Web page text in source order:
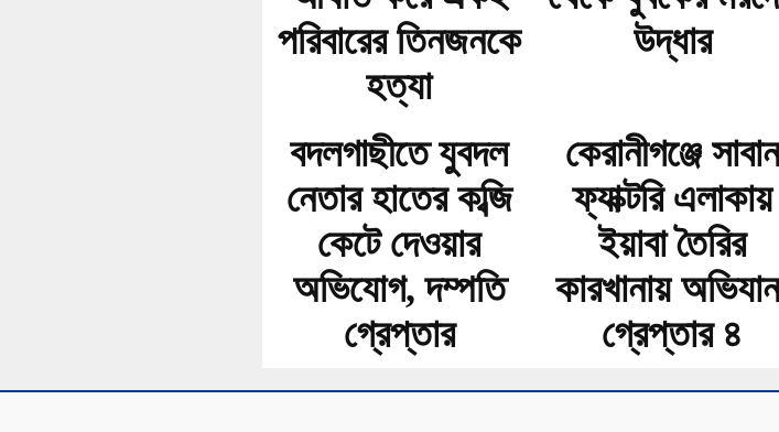
পরিবারের তিনজনকে
হত্যা
উদ্ধার
বদলগাছীতে যুবদল
নেতার হাতের কব্জি
কেটে দেওয়ার
অভিযোগ, দম্পতি
গ্রেপ্তার
কেরানীগঞ্জে সাবান
ফ্যাক্টরি এলাকায়
ইয়াবা তৈরির
কারখানায়
গ্রেপ্তার ৪